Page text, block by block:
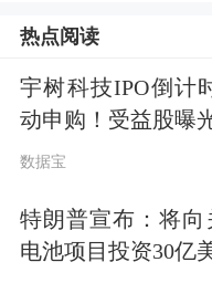
大型科技股多
2%，奈飞 涨逾
达、Meta小幅上
热点阅读
宇树科技IPO倒计
动申购！受益股曝
数据宝
特朗普宣布：将向
电池项目投资30亿